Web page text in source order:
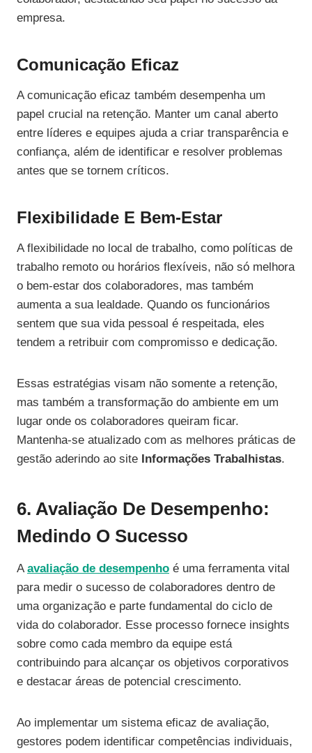
empresa.
Comunicação Eficaz
A comunicação eficaz também desempenha um
papel crucial na retenção. Manter um canal aberto
entre líderes e equipes ajuda a criar transparência e
confiança, além de identificar e resolver problemas
antes que se tornem críticos.
Flexibilidade E Bem-Estar
A flexibilidade no local de trabalho, como políticas de
trabalho remoto ou horários flexíveis, não só melhora
o bem-estar dos colaboradores, mas também
aumenta a sua lealdade. Quando os funcionários
sentem que sua vida pessoal é respeitada, eles
tendem a retribuir com compromisso e dedicação.
Essas estratégias visam não somente a retenção,
mas também a transformação do ambiente em um
lugar onde os colaboradores queiram ficar.
Mantenha-se atualizado com as melhores práticas de
gestão aderindo ao site Informações Trabalhistas.
6. Avaliação De Desempenho:
Medindo O Sucesso
Aavaliação de desempenho é uma ferramenta vital
para medir o sucesso de colaboradores dentro de
uma organização e parte fundamental do ciclo de
vida do colaborador. Esse processo fornece insights
sobre como cada membro da equipe está
contribuindo para alcançar os objetivos corporativos
e destacar áreas de potencial crescimento.
Ao implementar um sistema eficaz de avaliação,
gestores podem identificar competências individuais,